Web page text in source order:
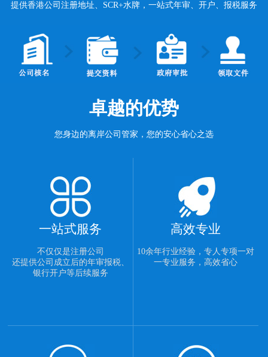
提供香港公司注册地址、SCR+水牌，一站式年审、开户、报税服务
卓越的优势
您身边的离岸公司管家，您的安心省心之选
一站式服务
不仅仅是注册公司
还提供公司成立后的年审报税、
银行开户等后续服务
高效专业
10余年行业经验，专人专项一对
一专业服务，高效省心